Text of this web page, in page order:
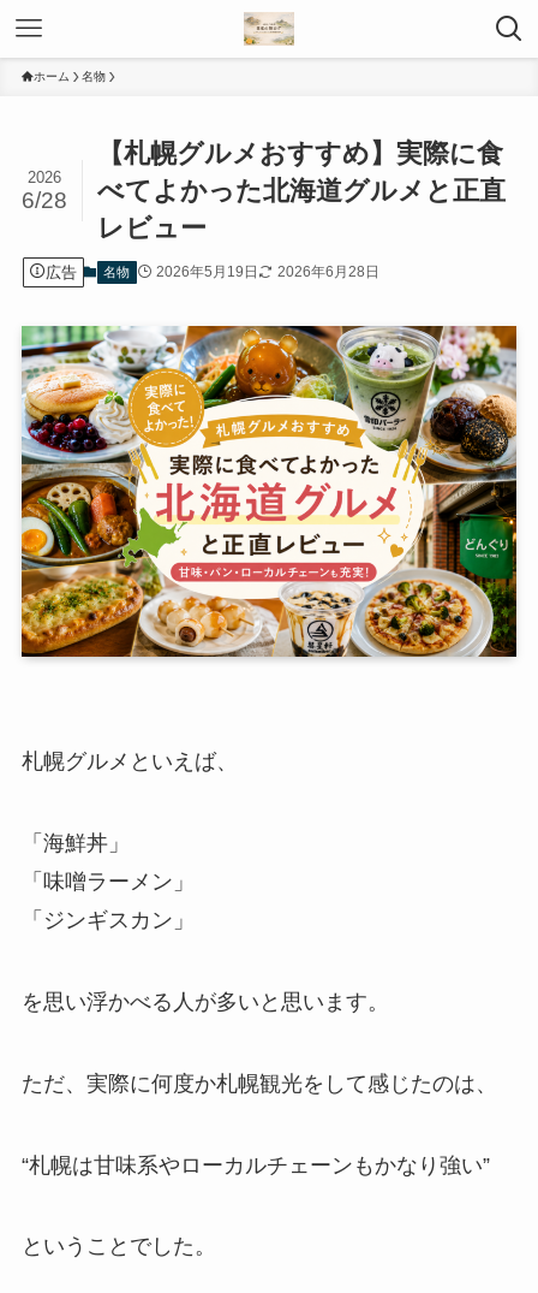
ホーム 名物
【札幌グルメおすすめ】実際に食
べてよかった北海道グルメと正直
レビュー
2026
6/28
広告 名物 2026年5月19日 2026年6月28日
札幌グルメといえば、
「海鮮丼」
「味噌ラーメン」
「ジンギスカン」
を思い浮かべる人が多いと思います。
ただ、実際に何度か札幌観光をして感じたのは、
“札幌は甘味系やローカルチェーンもかなり強い”
ということでした。